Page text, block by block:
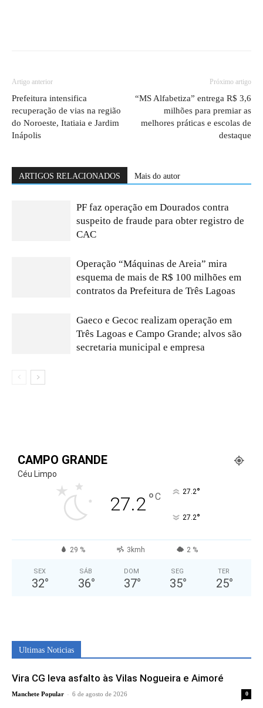
Artigo anterior
Prefeitura intensifica
recuperação de vias na região
do Noroeste, Itatiaia e Jardim
Inápolis
Próximo artigo
“MS Alfabetiza” entrega R$ 3,6
milhões para premiar as
melhores práticas e escolas de
destaque
ARTIGOS RELACIONADOS Mais do autor
PF faz operação em Dourados contra
suspeito de fraude para obter registro de
CAC
Operação “Máquinas de Areia” mira
esquema de mais de R$ 100 milhões em
contratos da Prefeitura de Três Lagoas
Gaeco e Gecoc realizam operação em
Três Lagoas e Campo Grande; alvos são
secretaria municipal e empresa
CAMPO GRANDE
Céu Limpo
27.2°C 27.2°
27.2°
29 % 3kmh 2 %
SEX
32°
SÁB
36°
DOM
37°
SEG
35°
TER
25°
Ultimas Noticias
Vira CG leva asfalto às Vilas Nogueira e Aimoré
Manchete Popular - 6 de agosto de 2026 0